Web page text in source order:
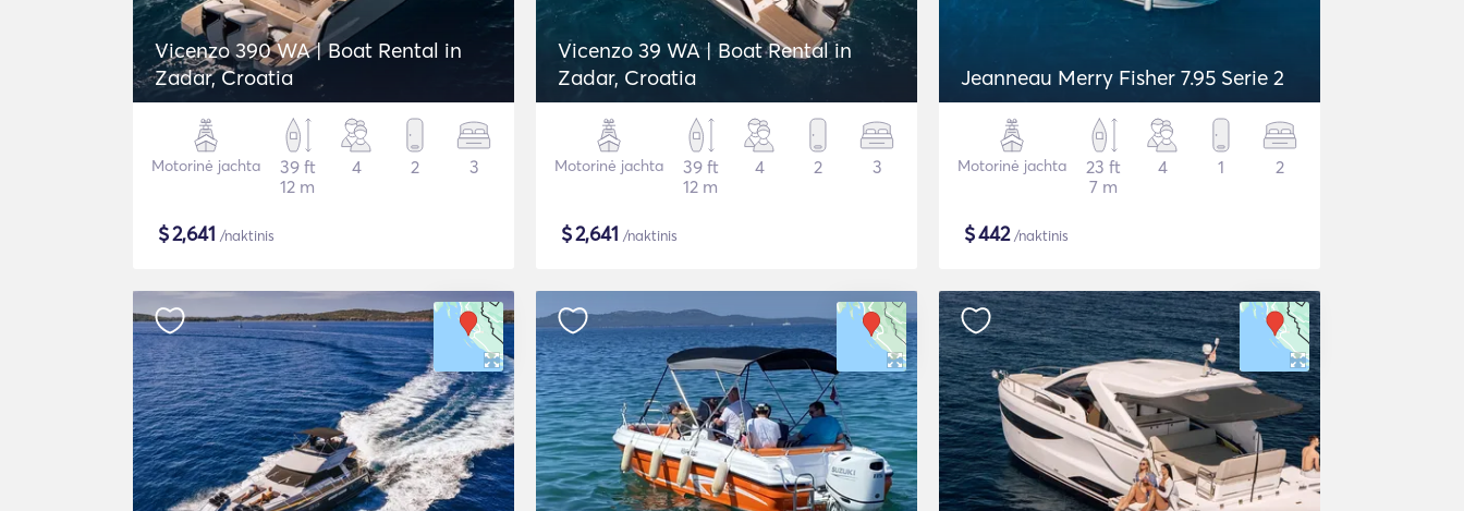
Vicenzo 390 WA | Boat Rental in
Zadar, Croatia
Motorinė jachta
39 ft
12 m
4 2 3
$2,641 /naktinis
Vicenzo 39 WA | Boat Rental in
Zadar, Croatia
Motorinė jachta
39 ft
12 m
4 2 3
$2,641 /naktinis
Jeanneau Merry Fisher 7.95 Serie 2
Motorinė jachta
23 ft
7 m
4 1 2
$442/naktinis